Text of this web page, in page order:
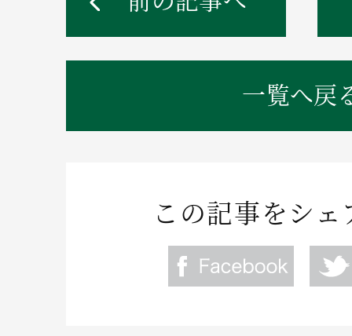
一覧へ戻
この記事をシ